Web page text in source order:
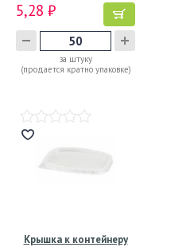
5,28 ₽
за штуку
(продается кратно упаковке)
Крышка к контейнеру